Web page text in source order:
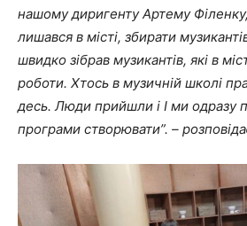
нашому диригенту Артему
лишався в місті, збирати
швидко зібрав музикантів, які в
роботи. Хтось в музичній школі
десь. Люди прийшли і І ми одразу
програми створювати”. –